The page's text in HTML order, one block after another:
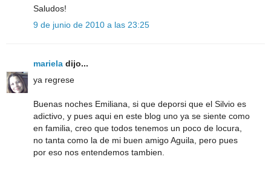
Saludos!
9 de junio de 2010 a las 23:25
mariela dijo...
ya regrese
Buenas noches Emiliana, si que deporsi que el Silvio es
adictivo, y pues aqui en este blog uno ya se siente como
en familia, creo que todos tenemos un poco de locura,
no tanta como la de mi buen amigo Aguila, pero pues
por eso nos entendemos tambien.